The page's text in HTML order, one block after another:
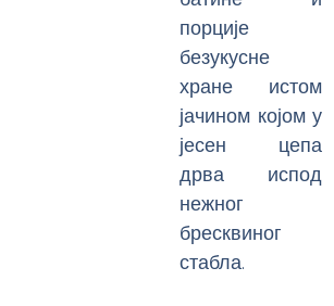
порције
безукусне
хране истом
јачином којом у
јесен цепа
дрва испод
нежног
бресквиног
стабла.